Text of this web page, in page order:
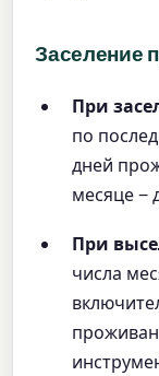
Заселение
При
по
дней
месяце −
При
числа